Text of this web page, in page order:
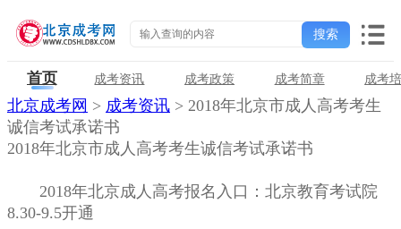
首页 成考资讯 成考政策 成考简章 成考
北京成考网 > 成考资讯 > 2018年北京市成人高考考生
诚信考试承诺书
2018年北京市成人高考考生诚信考试承诺书
2018年北京成人高考报名入口：北京教育考试院
8.30-9.5开通